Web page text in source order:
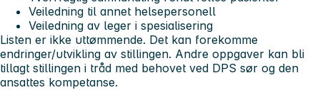
Veiledning til annet helsepersonell
Veiledning av leger i spesialisering
Listen er ikke uttømmende. Det kan forekomme
endringer/utvikling av stillingen. Andre oppgaver kan bli
tillagt stillingen i tråd med behovet ved DPS sør og den
ansattes kompetanse.